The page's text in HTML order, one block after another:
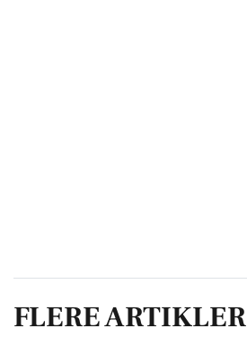
FLERE ARTIKLER